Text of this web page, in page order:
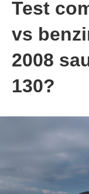
Test
vs
2008
130?